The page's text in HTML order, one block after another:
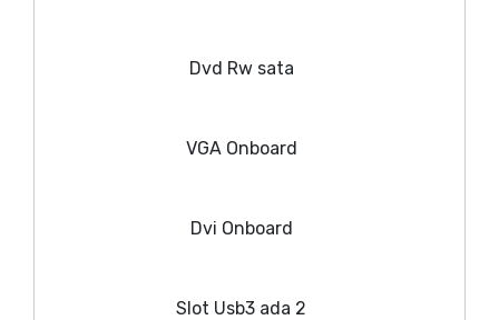
Dvd Rw sata
VGA Onboard
Dvi Onboard
Slot Usb3 ada 2